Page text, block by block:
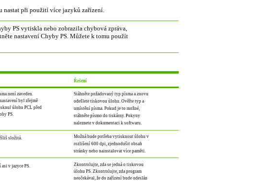
nastat při použití více jazyků zařízení.
PS vytiskla nebo zobrazila chybová zpráva,
nastavení Chyby PS. Můžete k tomu použít
Řešení
není zaveden.
byl zřejmě
úlohu PCL před
PS.
Stáhněte požadovaný typ písma a znovu
odešlete tiskovou úlohu. Ověřte typ a
umístění písma. Pokud je to možné,
stáhněte písmo do tiskárny. Pokyny
naleznete v dokumentaci k softwaru.
složitá.
Možná bude potřeba vytisknout úlohu v
rozlišení 600 dpi, zjednodušit obsah
stránky nebo nainstalovat více paměti.
v jazyce PS.
Zkontrolujte, zda se jedná o tiskovou
úlohu PS. Zkontrolujte, zda program
neočekával, že do zařízení bude odeslán